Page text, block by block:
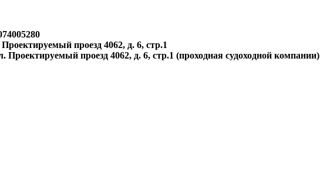
проезд 4062, д. 6, стр.1
Проектируемый проезд 4062, д. 6, стр.1 (проходная судоходной компании)